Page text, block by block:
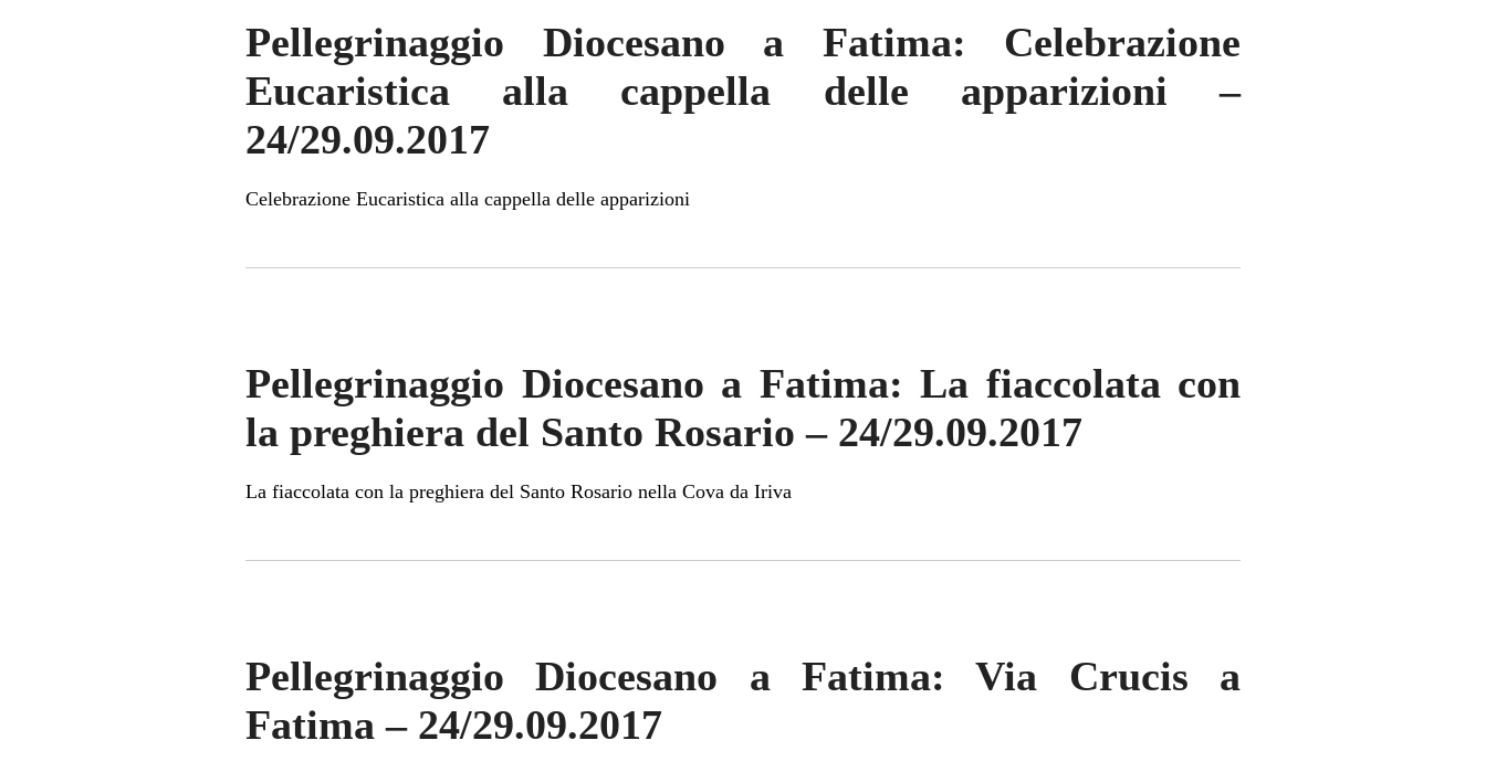
Pellegrinaggio Diocesano a Fatima: Celebrazione
Eucaristica alla cappella delle apparizioni –
24/29.09.2017
Celebrazione Eucaristica alla cappella delle apparizioni
Pellegrinaggio Diocesano a Fatima: La fiaccolata con
la preghiera del Santo Rosario – 24/29.09.2017
La fiaccolata con la preghiera del Santo Rosario nella Cova da Iriva
Pellegrinaggio Diocesano a Fatima: Via Crucis a
Fatima – 24/29.09.2017